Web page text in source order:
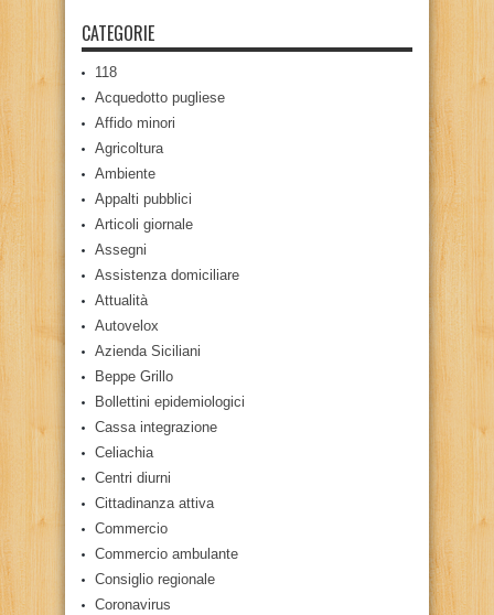
CATEGORIE
118
Acquedotto pugliese
Affido minori
Agricoltura
Ambiente
Appalti pubblici
Articoli giornale
Assegni
Assistenza domiciliare
Attualità
Autovelox
Azienda Siciliani
Beppe Grillo
Bollettini epidemiologici
Cassa integrazione
Celiachia
Centri diurni
Cittadinanza attiva
Commercio
Commercio ambulante
Consiglio regionale
Coronavirus